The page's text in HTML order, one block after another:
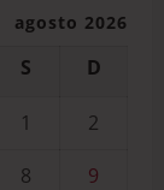
agosto 2026
S D
1
2
8
9